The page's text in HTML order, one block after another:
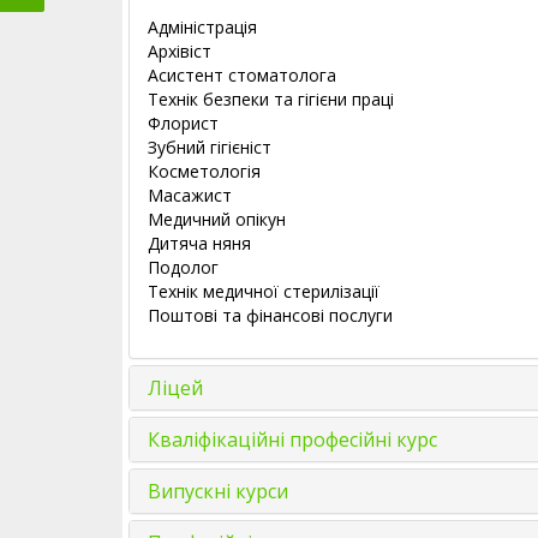
Адміністрація
Архівіст
Асистент стоматолога
Технік безпеки та гігієни праці
Флорист
Зубний гігієніст
Косметологія
Масажист
Медичний опікун
Дитяча няня
Подолог
Технік медичної стерилізації
Поштові та фінансові послуги
Ліцей
Кваліфікаційні професійні курс
Випускні курси